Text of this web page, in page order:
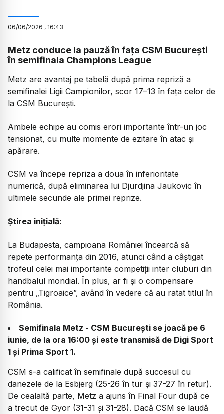
06/06/2026 , 16:43
Metz conduce la pauză în fața CSM București
în semifinala Champions League
Metz are avantaj pe tabelă după prima repriză a
semifinalei Ligii Campionilor, scor 17–13 în fața celor de
la CSM București.
Ambele echipe au comis erori importante într-un joc
tensionat, cu multe momente de ezitare în atac și
apărare.
CSM va începe repriza a doua în inferioritate
numerică, după eliminarea lui Djurdjina Jaukovic în
ultimele secunde ale primei reprize.
Știrea inițială:
La Budapesta, campioana României încearcă să
repete performanța din 2016, atunci când a câștigat
trofeul celei mai importante competiții inter cluburi din
handbalul mondial. În plus, ar fi și o compensare
pentru „Tigroaice”, având în vedere că au ratat titlul în
România.
Semifinala Metz - CSM București se joacă pe 6
iunie, de la ora 16:00 și este transmisă de Digi Sport
1 și Prima Sport 1.
CSM s-a calificat în semifinale după succesul cu
danezele de la Esbjerg (25-26 în tur și 37-27 în retur).
De cealaltă parte, Metz a ajuns în Final Four după ce
a trecut de Gyor (31-31 și 31-28). Dacă CSM se laudă